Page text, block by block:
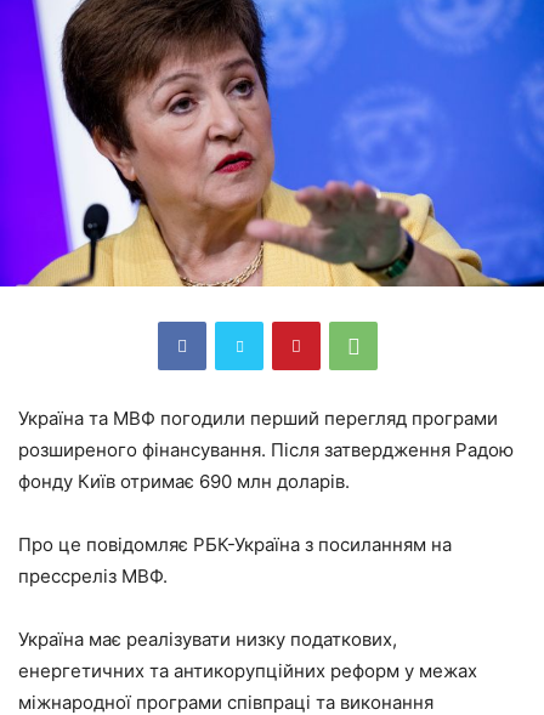
Україна та МВФ погодили перший перегляд програми
розширеного фінансування. Після затвердження Радою
фонду Київ отримає 690 млн доларів.
Про це повідомляє РБК-Україна з посиланням на
прессреліз МВФ.
Україна має реалізувати низку податкових,
енергетичних та антикорупційних реформ у межах
міжнародної програми співпраці та виконання